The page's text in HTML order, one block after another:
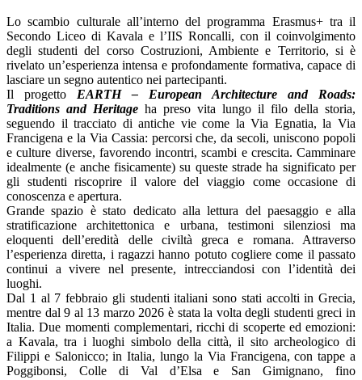
Lo scambio culturale all’interno del programma Erasmus+ tra il
Secondo Liceo di Kavala e l’IIS Roncalli, con il coinvolgimento
degli studenti del corso Costruzioni, Ambiente e Territorio, si è
rivelato un’esperienza intensa e profondamente formativa, capace di
lasciare un segno autentico nei partecipanti.
Il progetto EARTH – European Architecture and Roads:
Traditions and Heritage ha preso vita lungo il filo della storia,
seguendo il tracciato di antiche vie come la Via Egnatia, la Via
Francigena e la Via Cassia: percorsi che, da secoli, uniscono popoli
e culture diverse, favorendo incontri, scambi e crescita. Camminare
idealmente (e anche fisicamente) su queste strade ha significato per
gli studenti riscoprire il valore del viaggio come occasione di
conoscenza e apertura.
Grande spazio è stato dedicato alla lettura del paesaggio e alla
stratificazione architettonica e urbana, testimoni silenziosi ma
eloquenti dell’eredità delle civiltà greca e romana. Attraverso
l’esperienza diretta, i ragazzi hanno potuto cogliere come il passato
continui a vivere nel presente, intrecciandosi con l’identità dei
luoghi.
Dal 1 al 7 febbraio gli studenti italiani sono stati accolti in Grecia,
mentre dal 9 al 13 marzo 2026 è stata la volta degli studenti greci in
Italia. Due momenti complementari, ricchi di scoperte ed emozioni:
a Kavala, tra i luoghi simbolo della città, il sito archeologico di
Filippi e Salonicco; in Italia, lungo la Via Francigena, con tappe a
Poggibonsi, Colle di Val d’Elsa e San Gimignano, fino